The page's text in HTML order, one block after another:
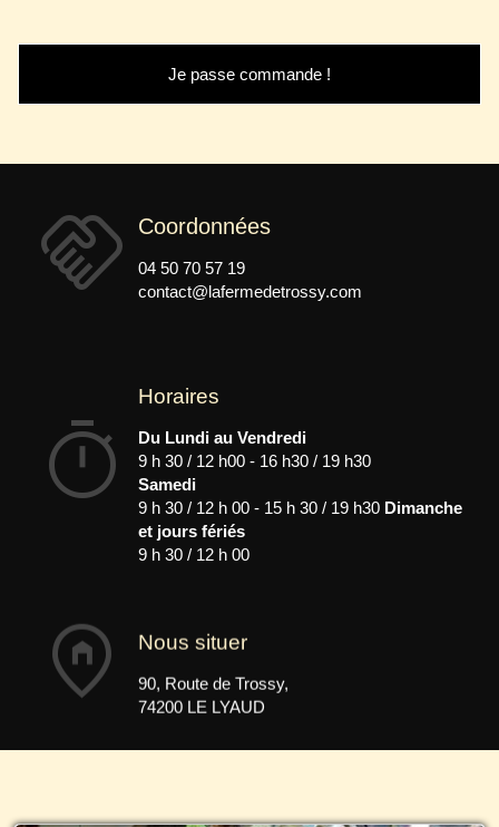
Je passe commande !
handshake Coordonnées
04 50 70 57 19
contact@lafermedetrossy.com
timer
Horaires
Du Lundi au Vendredi
9 h 30 / 12 h00 - 16 h30 / 19 h30
Samedi
9 h 30 / 12 h 00 - 15 h 30 / 19 h30 Dimanche
et jours fériés
9 h 30 / 12 h 00
home_pin Nous situer
90, Route de Trossy,
74200 LE LYAUD